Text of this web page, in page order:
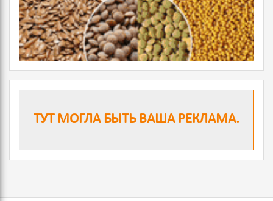
ТУТ МОГЛА БЫТЬ ВАША РЕКЛАМА.